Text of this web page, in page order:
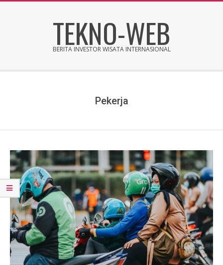
TEKNO-WEB
BERITA INVESTOR WISATA INTERNASIONAL
Pekerja